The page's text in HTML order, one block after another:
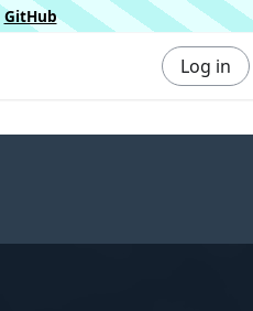
GitHub
Log in